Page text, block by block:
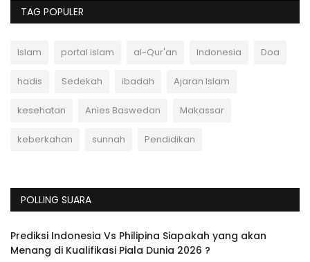
TAG POPULER
Islam portal islam al-Qur'an Indonesia Doa
hadis Sedekah ibadah Ajaran Islam
kesehatan Anies Baswedan Makassar
keberkahan sunnah Pendidikan
POLLING SUARA
Prediksi Indonesia Vs Philipina Siapakah yang akan
Menang di Kualifikasi Piala Dunia 2026 ?